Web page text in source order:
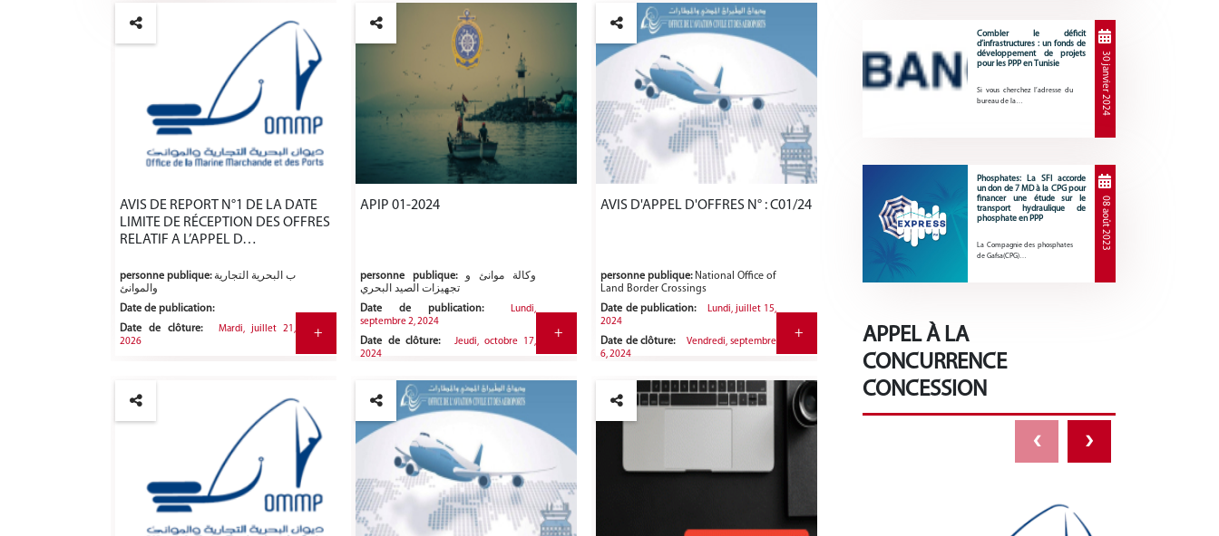
AVIS DE REPORT N°1 DE LA DATE
LIMITE DE RÉCEPTION DES OFFRES
RELATIF A L’APPEL D…
personne publique: ب البحرية التجارية
والموانئ
Date de publication:
Date de clôture:
Mardi, juillet 21,
2026
+
APIP 01-2024
personne publique:
وكالة موانئ و
تجهيزات الصيد البحري
Date de publication:
Lundi,
septembre 2, 2024
Date de clôture:
Jeudi, octobre 17,
2024
+
AVIS D'APPEL D'OFFRES N° : C01/24
personne publique: National Office of
Land Border Crossings
Date de publication:
Lundi, juillet 15,
2024
Date de clôture:
Vendredi, septembre
6, 2024
+
Combler le déficit
d’infrastructures : un fonds de
développement de projets
pour les PPP en Tunisie
Si vous cherchez l’adresse du
bureau de la…
30 janvier 2024
Phosphates: La SFI accorde
un don de 7 MD à la CPG pour
financer une étude sur le
transport hydraulique de
phosphate en PPP
La Compagnie des phosphates
de Gafsa(CPG)…
08 août 2023
APPEL À LA
CONCURRENCE
CONCESSION
‹ ›